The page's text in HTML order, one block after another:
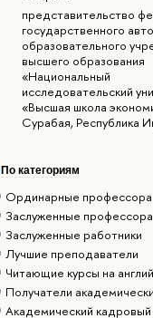
представительство
государственного
образовательного
высшего образования
«Национальный
исследовательский
«Высшая школа
Сурабая, Республика
По категориям
Ординарные профессора
Заслуженные профессора
Заслуженные работники
Лучшие преподаватели
Читающие курсы на
Получатели
Академический